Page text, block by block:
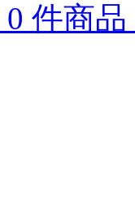
件商